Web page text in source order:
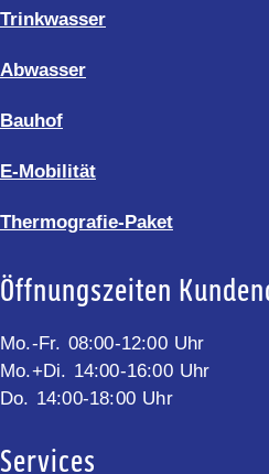
Trinkwasser
Abwasser
Bauhof
E-Mobilität
Thermografie-Paket
Öffnungszeiten
Mo.-Fr. 08:00-12:00 Uhr
Mo.+Di. 14:00-16:00 Uhr
Do. 14:00-18:00 Uhr
Services